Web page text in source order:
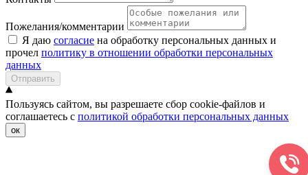
Пожелания/комментарии
Я даю согласие на обработку персональных данных и
прочел политику в отношении обработки персональных
данных
Отправить
Пользуясь сайтом, вы разрешаете сбор cookie-файлов и
соглашаетесь с политикой обработки персональных данных
ок